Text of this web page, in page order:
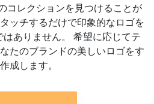
コレクションを見つけることが
ッチするだけで印象的なロゴを
ありません。 希望に応じてテ
たのブランドの美しいロゴをす
成します。